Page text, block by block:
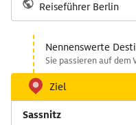
Reiseführer Berlin
Nennenswerte
Sie passieren auf dem
Ziel
Sassnitz